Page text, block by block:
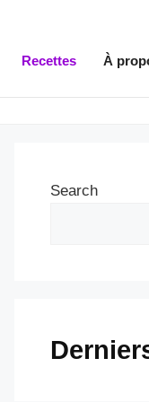
Recettes À
Search